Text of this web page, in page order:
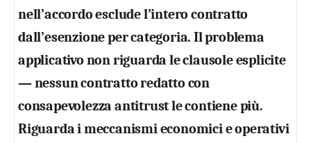
nell’accordo esclude l’intero contratto
dall’esenzione per categoria. Il problema
applicativo non riguarda le clausole esplicite
— nessun contratto redatto con
consapevolezza antitrust le contiene più.
Riguarda i meccanismi economici e operativi